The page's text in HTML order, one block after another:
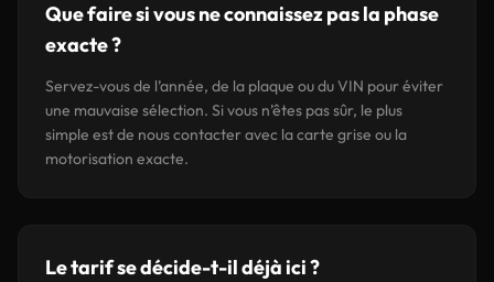
Que faire si vous ne connaissez pas la phase
exacte ?
Servez-vous de l’année, de la plaque ou du VIN pour éviter
une mauvaise sélection. Si vous n’êtes pas sûr, le plus
simple est de nous contacter avec la carte grise ou la
motorisation exacte.
Le tarif se décide-t-il déjà ici ?